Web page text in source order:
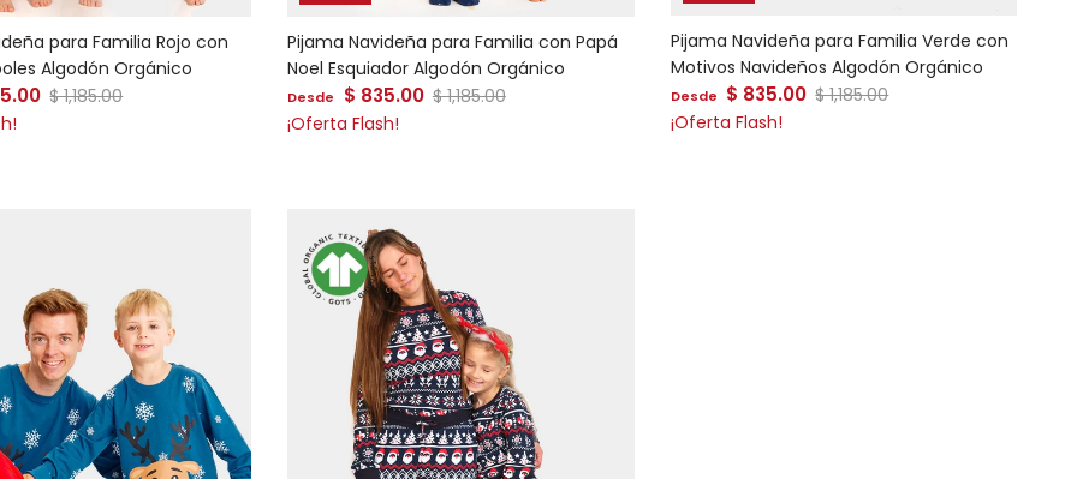
para Familia Rojo con
Algodón Orgánico
Precio normal
$ 1,185.00
Pijama Navideña para Familia con Papá
Noel Esquiador Algodón Orgánico
Precio de venta
Desde $ 835.00 Precio normal
$ 1,185.00
¡Oferta Flash!
Pijama Navideña para Familia Verde con
Motivos Navideños Algodón Orgánico
Precio de venta
Desde $ 835.00 Precio normal
$ 1,185.00
¡Oferta Flash!